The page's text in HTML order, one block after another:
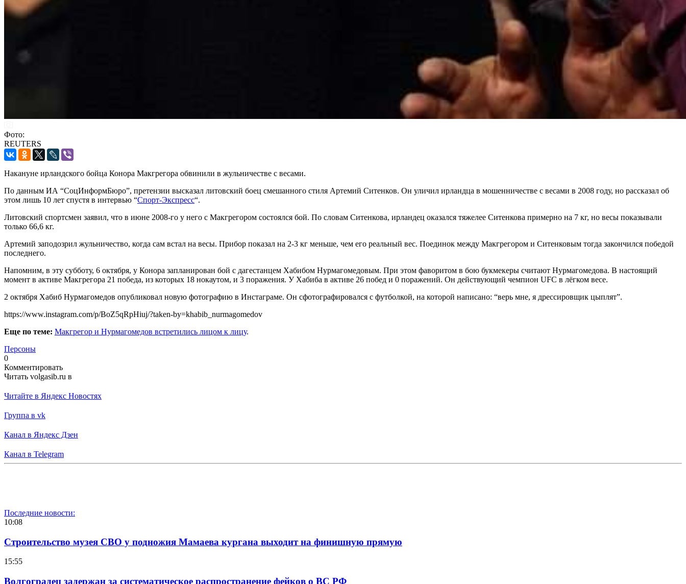
Фото:
REUTERS
Накануне ирландского бойца Конора Макгрегора обвинили в жульничестве с весами.
По данным ИА “СоцИнформБюро”, претензии высказал литовский боец смешанного стиля Артемий Ситенков. Он уличил ирландца в мошенничестве с весами в 2008 году, но рассказал об
этом лишь 10 лет спустя в интервью “Спорт-Экспресс“.
Литовский спортсмен заявил, что в июне 2008-го у него с Макгрегором состоялся бой. По словам Ситенкова, ирландец оказался тяжелее Ситенкова примерно на 7 кг, но весы показывали
только 66,6 кг.
Артемий заподозрил жульничество, когда сам встал на весы. Прибор показал на 2-3 кг меньше, чем его реальный вес. Поединок между Макгрегором и Ситенковым тогда закончился победой
последнего.
Напомним, в эту субботу, 6 октября, у Конора запланирован бой с дагестанцем Хабибом Нурмагомедовым. При этом фаворитом в бою букмекеры считают Нурмагомедова. В настоящий
момент в активе Макгрегора 21 победа, из которых 18 нокаутом, и 3 поражения. У Хабиба в активе 26 побед и 0 поражений. Он действующий чемпион UFC в лёгком весе.
2 октября Хабиб Нурмагомедов опубликовал новую фотографию в Инстаграме. Он сфотографировался с футболкой, на которой написано: “верь мне, я дрессировщик цыплят”.
https://www.instagram.com/p/BoZ5qRpHiuj/?taken-by=khabib_nurmagomedov
Еще по теме: Макгрегор и Нурмагомедов встретились лицом к лицу.
Персоны
0
Комментировать
Читать volgasib.ru в
Читайте в Яндекс Новостях
Группа в vk
Канал в Яндекс Дзен
Канал в Telegram
Последние новости:
10:08
Строительство музея СВО у подножия Мамаева кургана выходит на финишную прямую
15:55
Волгоградец задержан за систематическое распространение фейков о ВС РФ